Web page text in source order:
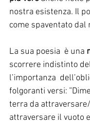
nostra esistenza. Il
come spaventato dal
La sua poesia  è una
scorrere indistinto
l’importanza
folgoranti versi:
terra da
attraversare il vuoto